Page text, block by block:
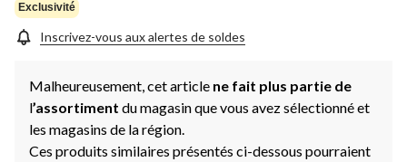
Exclusivité
Inscrivez-vous aux alertes de soldes
Malheureusement, cet article ne fait plus partie de
l’assortiment du magasin que vous avez sélectionné et
les magasins de la région.
Ces produits similaires présentés ci-dessous pourraient